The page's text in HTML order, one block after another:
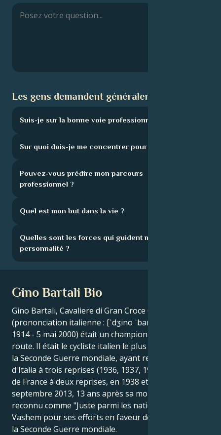
Les gens demandent généralement :
Suis-je sur la bonne voie professionnelle ?
Sur quoi dois-je me concentrer pour progresser ?
Pouvez-vous prédire mon parcours
professionnel ?
Quel est mon but dans la vie ?
Quelles sont les forces qui guident ma
personnalité ?
Gino Bartali Bio
Gino Bartali, Cavaliere di Gran Croce OMRI
(prononciation italienne : [ˈdʒino ˈbartali] ; 18 juillet
1914 - 5 mai 2000) était un champion de cyclisme sur
route. Il était le cycliste italien le plus renommé avant
la Seconde Guerre mondiale, ayant remporté le Giro
d'Italia à trois reprises (1936, 1937, 1946) et le Tour
de France à deux reprises, en 1938 et 1948. En
septembre 2013, 13 ans après sa mort, Bartali a été
reconnu comme "Juste parmi les nations" par Yad
Vashem pour ses efforts en faveur des Juifs pendant
la Seconde Guerre mondiale.